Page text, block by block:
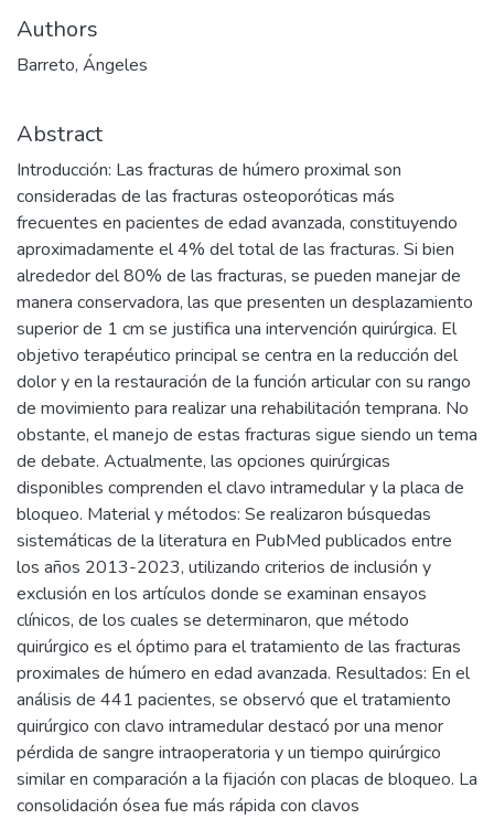
Authors
Barreto, Ángeles
Abstract
Introducción: Las fracturas de húmero proximal son
consideradas de las fracturas osteoporóticas más
frecuentes en pacientes de edad avanzada, constituyendo
aproximadamente el 4% del total de las fracturas. Si bien
alrededor del 80% de las fracturas, se pueden manejar de
manera conservadora, las que presenten un desplazamiento
superior de 1 cm se justifica una intervención quirúrgica. El
objetivo terapéutico principal se centra en la reducción del
dolor y en la restauración de la función articular con su rango
de movimiento para realizar una rehabilitación temprana. No
obstante, el manejo de estas fracturas sigue siendo un tema
de debate. Actualmente, las opciones quirúrgicas
disponibles comprenden el clavo intramedular y la placa de
bloqueo. Material y métodos: Se realizaron búsquedas
sistemáticas de la literatura en PubMed publicados entre
los años 2013-2023, utilizando criterios de inclusión y
exclusión en los artículos donde se examinan ensayos
clínicos, de los cuales se determinaron, que método
quirúrgico es el óptimo para el tratamiento de las fracturas
proximales de húmero en edad avanzada. Resultados: En el
análisis de 441 pacientes, se observó que el tratamiento
quirúrgico con clavo intramedular destacó por una menor
pérdida de sangre intraoperatoria y un tiempo quirúrgico
similar en comparación a la fijación con placas de bloqueo. La
consolidación ósea fue más rápida con clavos